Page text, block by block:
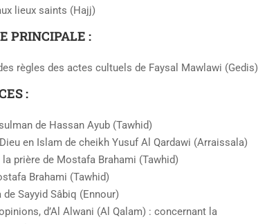
lieux saints (Hajj)
PRINCIPALE :
règles des actes cultuels de Faysal Mawlawi (Gedis)
:
de Hassan Ayub (Tawhid)
en Islam de cheikh Yusuf Al Qardawi (Arraissala)
prière de Mostafa Brahami (Tawhid)
Brahami (Tawhid)
de Sayyid Sâbiq (Ennour)
d’Al Alwani (Al Qalam) : concernant la